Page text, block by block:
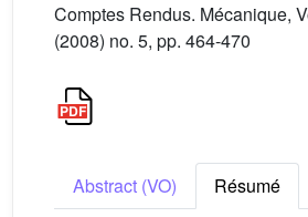
Comptes Rendus. Mécanique,
(2008) no. 5, pp. 464-470
Abstract (VO)
Résumé